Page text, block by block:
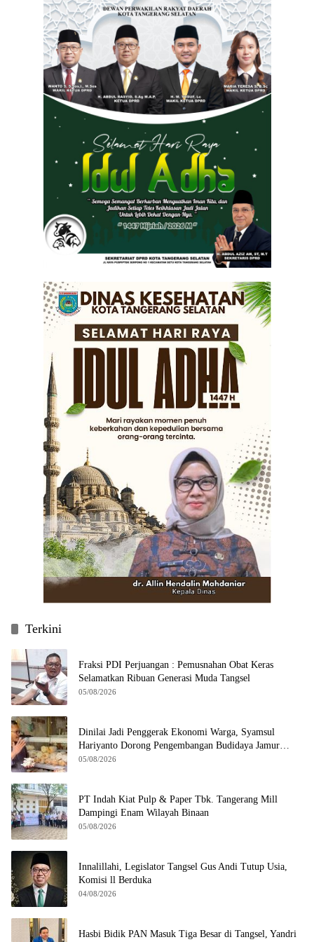
Terkini
Fraksi PDI Perjuangan : Pemusnahan Obat Keras
Selamatkan Ribuan Generasi Muda Tangsel
05/08/2026
Dinilai Jadi Penggerak Ekonomi Warga, Syamsul
Hariyanto Dorong Pengembangan Budidaya Jamur
Crispy di Serpong
05/08/2026
PT Indah Kiat Pulp & Paper Tbk. Tangerang Mill
Dampingi Enam Wilayah Binaan
05/08/2026
Innalillahi, Legislator Tangsel Gus Andi Tutup Usia,
Komisi ll Berduka
04/08/2026
Hasbi Bidik PAN Masuk Tiga Besar di Tangsel, Yandri